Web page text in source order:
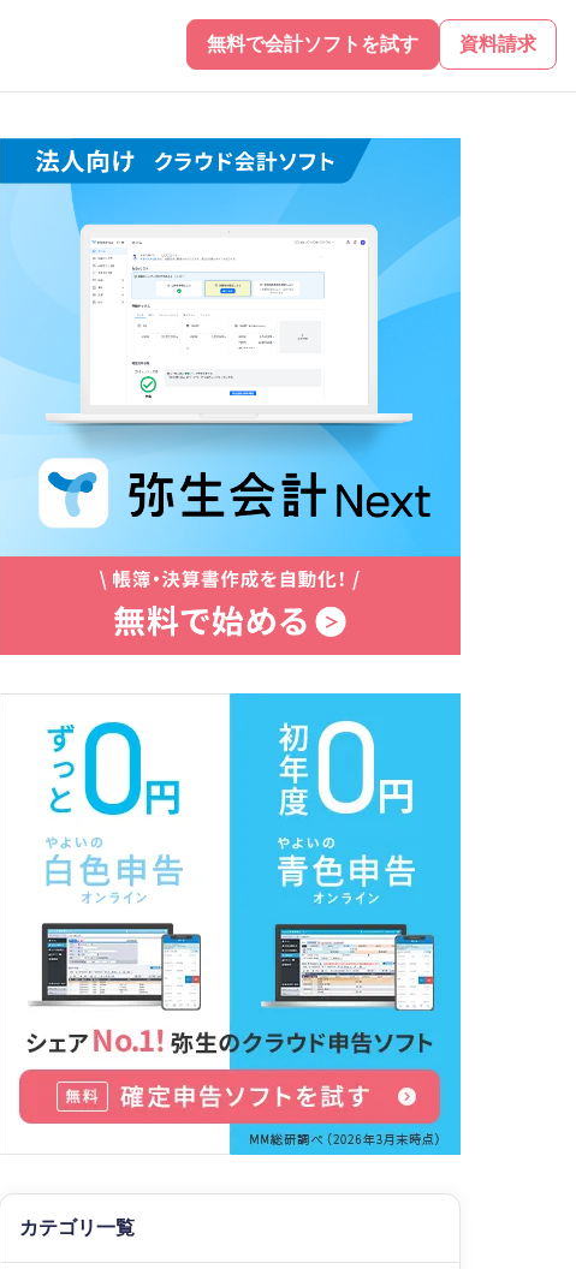
資料請求
無料で会計ソフトを試す
カテゴリ一覧